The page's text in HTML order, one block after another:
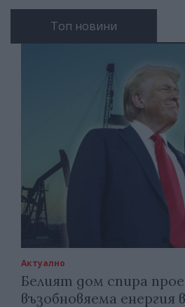
Топ новини
Актуално
Белият дом спира
възобновяема енергия